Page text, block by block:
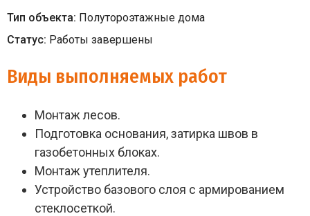
Тип объекта: Полутороэтажные дома
Статус: Работы завершены
Виды выполняемых работ
Монтаж лесов.
Подготовка основания, затирка швов в
газобетонных блоках.
Монтаж утеплителя.
Устройство базового слоя с армированием
стеклосеткой.